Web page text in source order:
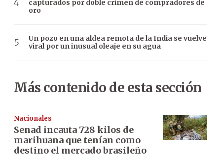
capturados por doble crimen de compradores de
oro
Un pozo en una aldea remota de la India se vuelve
viral por un inusual oleaje en su agua
Más contenido de esta sección
Nacionales
Senad incauta 728 kilos de
marihuana que tenían como
destino el mercado brasileño